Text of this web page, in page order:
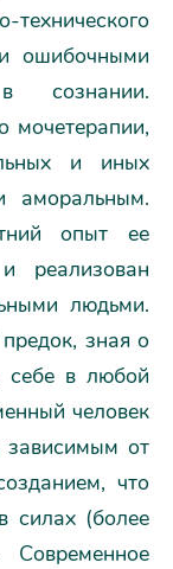
ошибочными
сознании.
мочетерапии,
и иных
аморальным.
опыт ее
реализован
людьми.
зная о
себе в любой
человек
зависимым от
что
силах (более